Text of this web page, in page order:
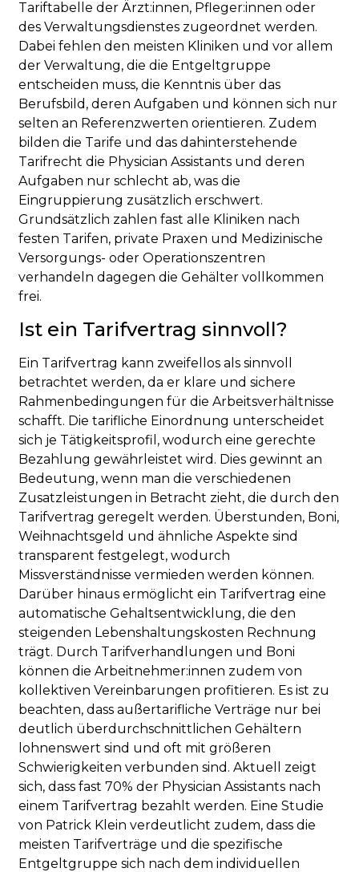
Tariftabelle der Ärzt:innen, Pfleger:innen oder
des Verwaltungsdienstes zugeordnet werden.
Dabei fehlen den meisten Kliniken und vor allem
der Verwaltung, die die Entgeltgruppe
entscheiden muss, die Kenntnis über das
Berufsbild, deren Aufgaben und können sich nur
selten an Referenzwerten orientieren. Zudem
bilden die Tarife und das dahinterstehende
Tarifrecht die Physician Assistants und deren
Aufgaben nur schlecht ab, was die
Eingruppierung zusätzlich erschwert.
Grundsätzlich zahlen fast alle Kliniken nach
festen Tarifen, private Praxen und Medizinische
Versorgungs- oder Operationszentren
verhandeln dagegen die Gehälter vollkommen
frei.
Ist ein Tarifvertrag sinnvoll?
Ein Tarifvertrag kann zweifellos als sinnvoll
betrachtet werden, da er klare und sichere
Rahmenbedingungen für die Arbeitsverhältnisse
schafft. Die tarifliche Einordnung unterscheidet
sich je Tätigkeitsprofil, wodurch eine gerechte
Bezahlung gewährleistet wird. Dies gewinnt an
Bedeutung, wenn man die verschiedenen
Zusatzleistungen in Betracht zieht, die durch den
Tarifvertrag geregelt werden. Überstunden, Boni,
Weihnachtsgeld und ähnliche Aspekte sind
transparent festgelegt, wodurch
Missverständnisse vermieden werden können.
Darüber hinaus ermöglicht ein Tarifvertrag eine
automatische Gehaltsentwicklung, die den
steigenden Lebenshaltungskosten Rechnung
trägt. Durch Tarifverhandlungen und Boni
können die Arbeitnehmer:innen zudem von
kollektiven Vereinbarungen profitieren. Es ist zu
beachten, dass außertarifliche Verträge nur bei
deutlich überdurchschnittlichen Gehältern
lohnenswert sind und oft mit größeren
Schwierigkeiten verbunden sind. Aktuell zeigt
sich, dass fast 70% der Physician Assistants nach
einem Tarifvertrag bezahlt werden. Eine Studie
von Patrick Klein verdeutlicht zudem, dass die
meisten Tarifverträge und die spezifische
Entgeltgruppe sich nach dem individuellen